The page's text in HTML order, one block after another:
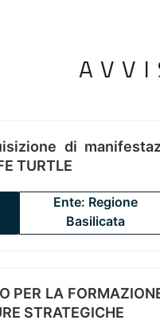
di
TURTLE
Ente: Regione
Basilicata
PER LA
STRATEGICHE